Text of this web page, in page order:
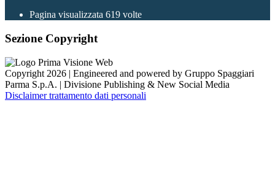
Pagina visualizzata 619 volte
Sezione Copyright
Copyright 2026 | Engineered and powered by Gruppo Spaggiari
Parma S.p.A. | Divisione Publishing & New Social Media
Disclaimer trattamento dati personali